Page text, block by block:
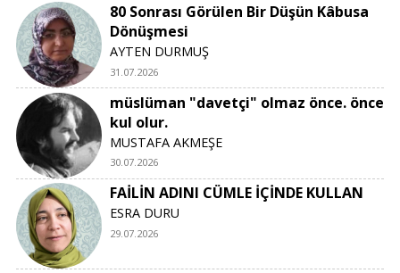
80 Sonrası Görülen Bir Düşün Kâbusa
Dönüşmesi
AYTEN DURMUŞ
31.07.2026
müslüman "davetçi" olmaz önce. önce
kul olur.
MUSTAFA AKMEŞE
30.07.2026
FAİLİN ADINI CÜMLE İÇİNDE KULLAN
ESRA DURU
29.07.2026